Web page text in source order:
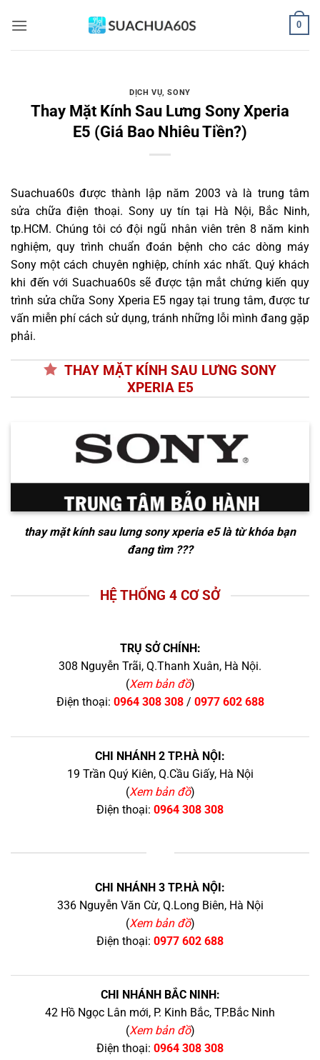
qua
0
DỊCH VỤ,SONY
Thay Mặt Kính Sau Lưng Sony Xperia
E5 (Giá Bao Nhiêu Tiền?)
Suachua60s được thành lập năm 2003 và là trung tâm
sửa chữa điện thoại. Sony uy tín tại Hà Nội, Bắc Ninh,
tp.HCM. Chúng tôi có đội ngũ nhân viên trên 8 năm kinh
nghiệm, quy trình chuẩn đoán bệnh cho các dòng máy
Sony một cách chuyên nghiệp, chính xác nhất. Quý khách
khi đến với Suachua60s sẽ được tận mắt chứng kiến quy
trình sửa chữa Sony Xperia E5 ngay tại trung tâm, được tư
vấn miễn phí cách sử dụng, tránh những lỗi mình đang gặp
phải.
THAY MẶT KÍNH SAU LƯNG SONY
XPERIA E5
thay mặt kính sau lưng sony xperia e5là từ khóa bạn
đang tìm ???
HỆ THỐNG 4 CƠ SỞ
TRỤ SỞ CHÍNH:
308 Nguyễn Trãi, Q.Thanh Xuân, Hà Nội.
(Xem bản đồ)
Điện thoại: 0964 308 308/ 0977 602 688
CHI NHÁNH 2 TP.HÀ NỘI:
19 Trần Quý Kiên, Q.Cầu Giấy, Hà Nội
(Xem bản đồ)
Điện thoại: 0964 308 308
CHI NHÁNH 3 TP.HÀ NỘI:
336 Nguyễn Văn Cừ, Q.Long Biên, Hà Nội
(Xem bản đồ)
Điện thoại: 0977 602 688
CHI NHÁNH BẮC NINH:
42 Hồ Ngọc Lân mới, P. Kinh Bắc, TP.Bắc Ninh
(Xem bản đồ)
Điện thoại: 0964 308 308